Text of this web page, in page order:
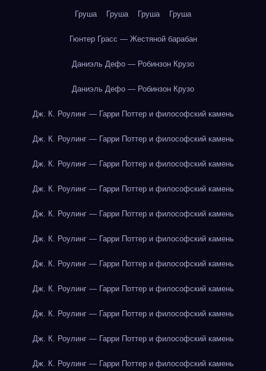
Груша Груша Груша Груша
Гюнтер Грасс — Жестяной барабан
Даниэль Дефо — Робинзон Крузо
Даниэль Дефо — Робинзон Крузо
Дж. К. Роулинг — Гарри Поттер и философский камень
Дж. К. Роулинг — Гарри Поттер и философский камень
Дж. К. Роулинг — Гарри Поттер и философский камень
Дж. К. Роулинг — Гарри Поттер и философский камень
Дж. К. Роулинг — Гарри Поттер и философский камень
Дж. К. Роулинг — Гарри Поттер и философский камень
Дж. К. Роулинг — Гарри Поттер и философский камень
Дж. К. Роулинг — Гарри Поттер и философский камень
Дж. К. Роулинг — Гарри Поттер и философский камень
Дж. К. Роулинг — Гарри Поттер и философский камень
Дж. К. Роулинг — Гарри Поттер и философский камень